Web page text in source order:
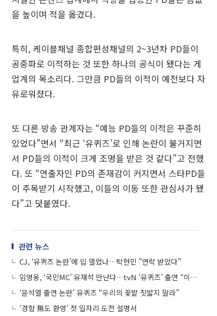
을 높이며 적을 옮겼다.
특히, 케이블채널 종합편성채널의 2~3년차 PD들이
공중파로 이적하는 것 또한 하나의 공식이 됐다는 게
업계의 목소리다. 그만큼 PD들의 이적이 예전보다 자
유로워졌다.
또 다른 방송 관계자는 “예능 PD들의 이적은 꾸준히
있었다”면서 “최근 ‘유퀴즈’로 인해 논란이 불거지면
서 PD들의 이적이 크게 조명을 받은 것 같다”고 전했
다. 또 “연출자인 PD의 존재감이 커지면서 스타PD들
이 주목받기 시작했고, 이들의 이동 또한 관심사가 됐
다”고 덧붙였다.
관련 뉴스
CJ, ‘유퀴즈 논란’에 입 열었나…탁현민 "연락 받았다"
임영웅, ‘국민MC’ 유재석 만난다…tvN ‘유퀴즈’ 출연 “이미 녹화 마쳐”
‘윤석열 출연 논란’ 유퀴즈 “우리의 꽃밭 짓밟지 말라”
‘경험 無도 환영’ 첫 일자리 도전 설명서